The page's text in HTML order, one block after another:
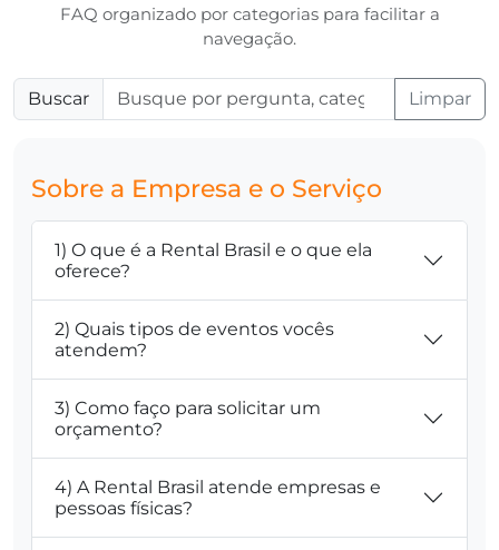
FAQ organizado por categorias para facilitar a
navegação.
Buscar Limpar
Sobre a Empresa e o Serviço
1) O que é a Rental Brasil e o que ela
oferece?
2) Quais tipos de eventos vocês
atendem?
3) Como faço para solicitar um
orçamento?
4) A Rental Brasil atende empresas e
pessoas físicas?